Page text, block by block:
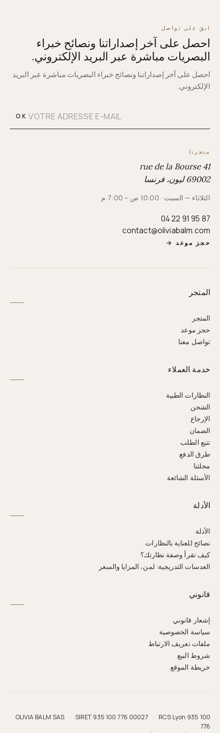
ابقَ على تواصل
احصل على آخر إصداراتنا ونصائح خبراء
البصريات مباشرة عبر البريد الإلكتروني.
احصل على آخر إصداراتنا ونصائح خبراء البصريات مباشرة عبر البريد
الإلكتروني.
OK
متجرنا
41 rue de la Bourse
69002 ليون، فرنسا
الثلاثاء — السبت · 10:00 ص – 7:00 م
04 22 91 95 87
contact@oliviabalm.com
حجز موعد →
المتجر
المتجر
حجز موعد
تواصل معنا
خدمة العملاء
النظارات الطبية
الشحن
الإرجاع
الضمان
تتبع الطلب
طرق الدفع
مجلتنا
الأسئلة الشائعة
الأدلة
الأدلة
نصائح للعناية بالنظارات
كيف تقرأ وصفة نظارتك؟
العدسات التدريجية: لمن، المزايا والسعر
قانوني
إشعار قانوني
سياسة الخصوصية
ملفات تعريف الارتباط
شروط البيع
خريطة الموقع
OLIVIA BALM SAS · SIRET 935 100 776 00027 ·
RCS Lyon 935 100
776